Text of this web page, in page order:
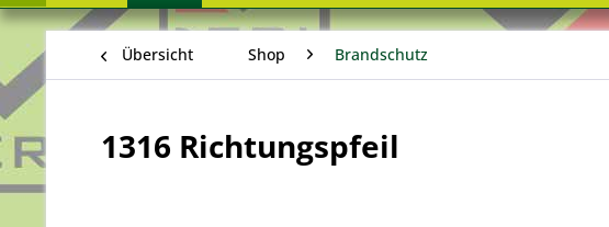
Übersicht Shop Brandschutz
1316 Richtungspfeil